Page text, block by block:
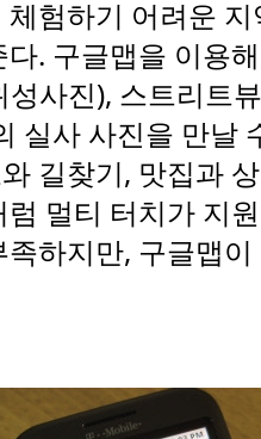
체험하기 어려운 지
다. 구글맵을 이용해
성사진), 스트리트뷰
실사 사진을 만날
길찾기 , 맛집과
럼 멀티 터치가 지
족하지만, 구글맵이